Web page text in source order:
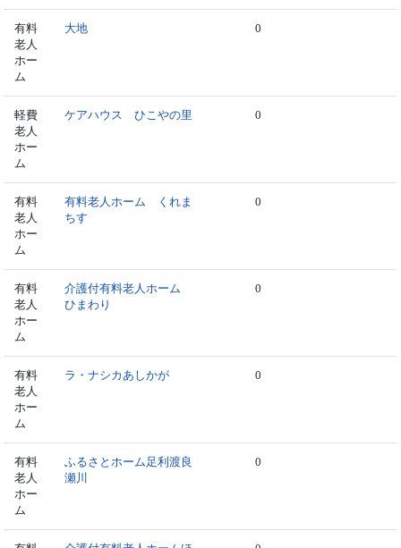
有料
老人
ホー
ム
大地 0
軽費
老人
ホー
ム
ケアハウス ひこやの里 0
有料
老人
ホー
ム
有料老人ホーム くれま
ちす
0
有料
老人
ホー
ム
介護付有料老人ホーム
ひまわり
0
有料
老人
ホー
ム
ラ・ナシカあしかが 0
有料
老人
ホー
ム
ふるさとホーム足利渡良
瀬川
0